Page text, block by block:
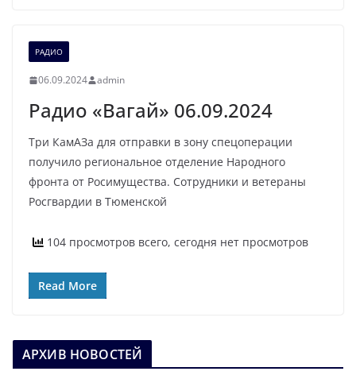
РАДИО
06.09.2024 admin
Радио «Вагай» 06.09.2024
Три КамАЗа для отправки в зону спецоперации
получило региональное отделение Народного
фронта от Росимущества. Сотрудники и ветераны
Росгвардии в Тюменской
104 просмотров всего, сегодня нет просмотров
Read More
АРХИВ НОВОСТЕЙ